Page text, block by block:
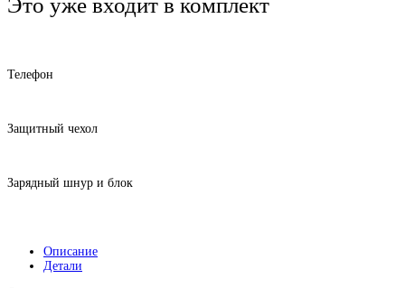
Это уже входит в комплект
Телефон
Защитный чехол
Зарядный шнур и блок
Описание
Детали